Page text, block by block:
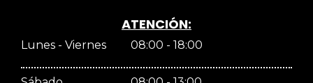
ATENCIÓN:
Lunes - Viernes 08:00 - 18:00